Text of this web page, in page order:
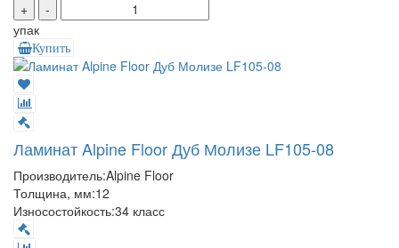
+
-
упак
Купить
Ламинат Alpine Floor Дуб Молизе LF105-08
Производитель:Alpine Floor
Толщина, мм:12
Износостойкость:34 класс